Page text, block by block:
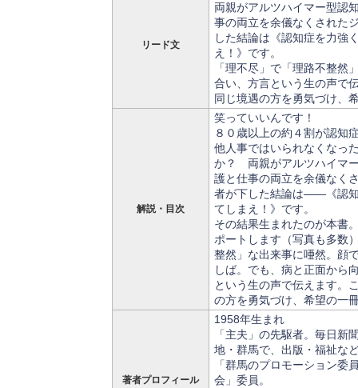
リード文
両親がアルツハイマー型認
事の両立を余儀なくされた
した結論は《認知症を力強
え！》です。
「理不尽」で「理路不整然
合い、方言という生の声で
同じ境遇の方を勇気づけ、
解説・目次
笑っていいんです！
８０歳以上の約４割が認知
他人事ではいられなくなっ
か？ 両親がアルツハイマ
護と仕事の両立を余儀なく
者が下した結論は――《認
てしまえ！》です。
その結果生まれたのが本書
ポートします（写真も多数
整然」な出来事に唖然。顔
しば。でも、病と正面から
という生の声で伝えます。
の方を勇気づけ、希望の一
著者プロフィール
1958年生まれ
「主夫」の先駆者。毎日新
地・群馬で、出版・福祉な
「群馬のプロモーション委
会」委員。